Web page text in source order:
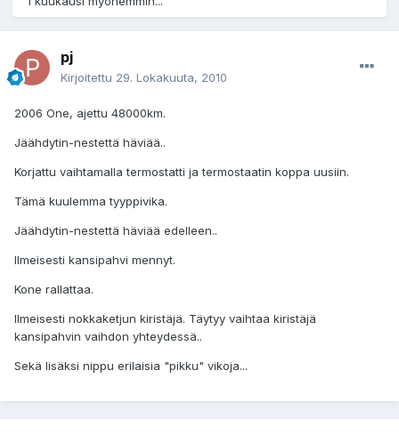
pj
Kirjoitettu 29. Lokakuuta, 2010
2006 One, ajettu 48000km.
Jäähdytin-nestettä häviää..
Korjattu vaihtamalla termostatti ja termostaatin koppa uusiin.
Tämä kuulemma tyyppivika.
Jäähdytin-nestettä häviää edelleen..
Ilmeisesti kansipahvi mennyt.
Kone rallattaa.
Ilmeisesti nokkaketjun kiristäjä. Täytyy vaihtaa kiristäjä
kansipahvin vaihdon yhteydessä..
Sekä lisäksi nippu erilaisia "pikku" vikoja...